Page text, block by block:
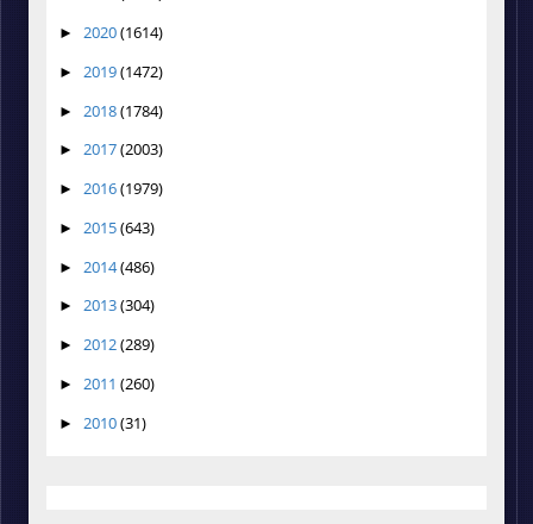
► 2020(1614)
► 2019(1472)
► 2018(1784)
► 2017(2003)
► 2016(1979)
► 2015(643)
► 2014(486)
► 2013(304)
► 2012(289)
► 2011 (260)
► 2010(31)